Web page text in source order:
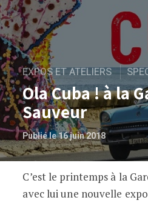
EXPOS ET ATELIERS
Ola Cuba ! à la
Sauveur
Publié le 16 juin 2018
Ola Cuba ! à la
C’est le printemps à la
avec lui une nouvelle